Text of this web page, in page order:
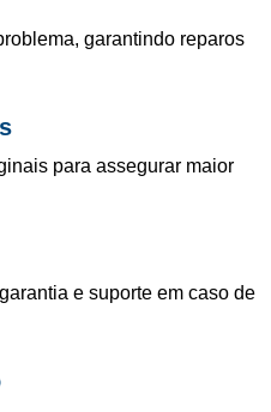
garantindo reparos
para assegurar maior
e suporte em caso de